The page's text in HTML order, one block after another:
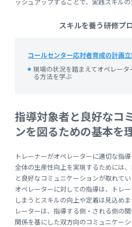
スキルを養う研修プ
コールセンター応対者育成の計画
現場の状況を踏まえてオペレー
る方法を学ぶ
指導対象者と良好なコ
ンを図るための基本を
トレーナーがオペレーターに適切な指
全体の生産性向上を実現するためには
と良好なコミュニケーションが取れてい
オペレーターに対しての指導は、トレ
しまうとスキルの向上や定着は見込め
レーターは、指導する側・される側の
関係を基にした双方向のコミュニケー